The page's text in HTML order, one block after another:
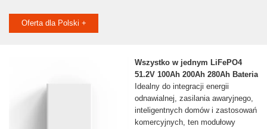
Oferta dla Polski +
Wszystko w jednym LiFePO4
51.2V 100Ah 200Ah 280Ah Bateria
Idealny do integracji energii
odnawialnej, zasilania awaryjnego,
inteligentnych domów i zastosowań
komercyjnych, ten modułowy